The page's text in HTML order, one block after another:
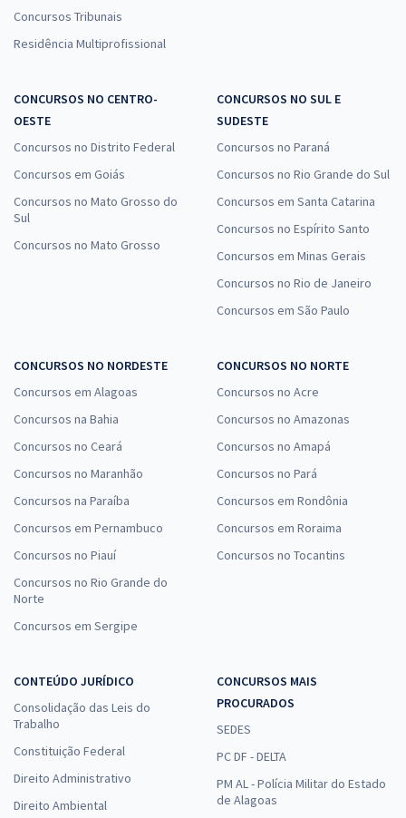
Concursos Tribunais
Residência Multiprofissional
CONCURSOS NO CENTRO-
OESTE
Concursos no Distrito Federal
Concursos em Goiás
Concursos no Mato Grosso do
Sul
Concursos no Mato Grosso
CONCURSOS NO SUL E
SUDESTE
Concursos no Paraná
Concursos no Rio Grande do Sul
Concursos em Santa Catarina
Concursos no Espírito Santo
Concursos em Minas Gerais
Concursos no Rio de Janeiro
Concursos em São Paulo
CONCURSOS NO NORDESTE
Concursos em Alagoas
Concursos na Bahia
Concursos no Ceará
Concursos no Maranhão
Concursos na Paraíba
Concursos em Pernambuco
Concursos no Piauí
Concursos no Rio Grande do
Norte
Concursos em Sergipe
CONCURSOS NO NORTE
Concursos no Acre
Concursos no Amazonas
Concursos no Amapá
Concursos no Pará
Concursos em Rondônia
Concursos em Roraima
Concursos no Tocantins
CONTEÚDO JURÍDICO
Consolidação das Leis do
Trabalho
Constituição Federal
Direito Administrativo
Direito Ambiental
CONCURSOS MAIS
PROCURADOS
SEDES
PC DF - DELTA
PM AL - Polícia Militar do Estado
de Alagoas